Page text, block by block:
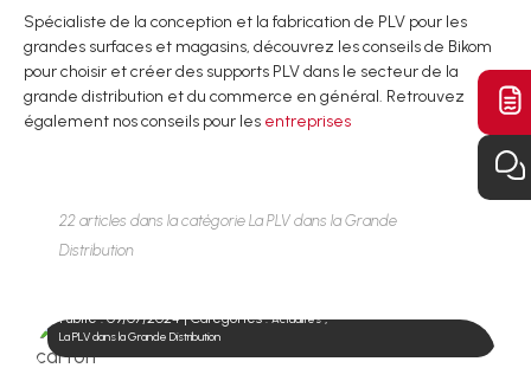
Spécialiste de la conception et la fabrication de PLV pour les
grandes surfaces et magasins, découvrez les conseils de Bikom
pour choisir et créer des supports PLV dans le secteur de la
grande distribution et du commerce en général. Retrouvez
également nos conseils pour les entreprises
22 articles dans la catégorie La PLV dans la Grande
Distribution
Publié : 09/07/2024 | Catégories :Actualités,
La PLV dans la Grande Distribution